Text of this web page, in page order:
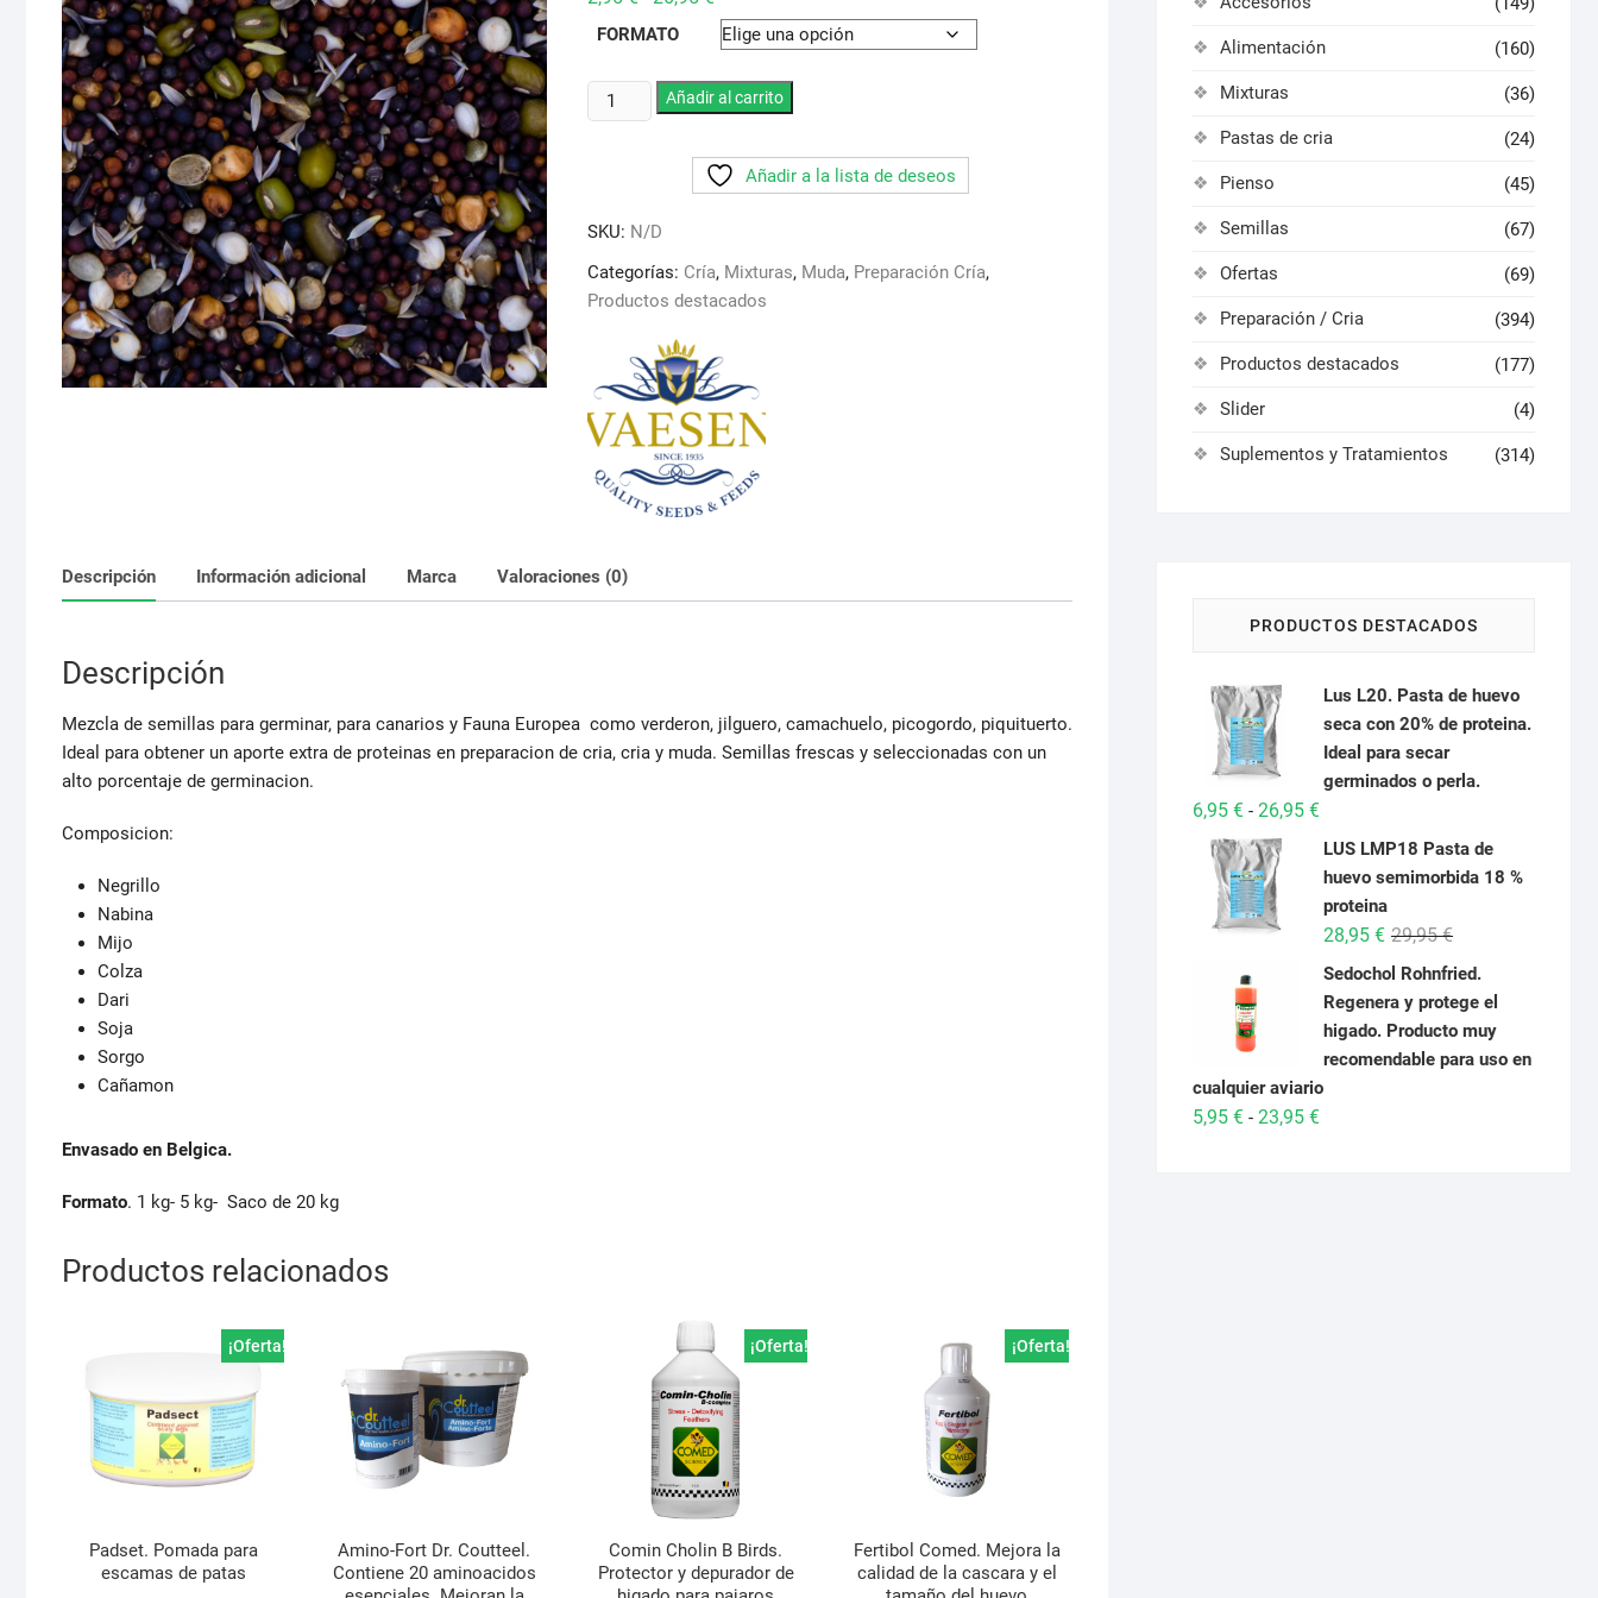
precios:
desde
hasta
26,95 €
FORMATO
Mixtura
Germinar
y
Fauna
Europea
Añadir al carrito
Añadir a la lista de deseos
SKU: N/D
Categorías: Cría, Mixturas, Muda, Preparación Cría,
Productos destacados
Descripción Información adicional Marca Valoraciones (0)
Descripción
Mezcla de semillas para germinar, para canarios y Fauna Europea como verderon, jilguero, camachuelo, picogordo, piquituerto.
Ideal para obtener un aporte extra de proteinas en preparacion de cria, cria y muda. Semillas frescas y seleccionadas con un
alto porcentaje de germinacion.
Composicion:
Negrillo
Nabina
Mijo
Colza
Dari
Soja
Sorgo
Cañamon
Envasado en Belgica.
Formato. 1 kg- 5 kg- Saco de 20 kg
Productos relacionados
¡Oferta!
Padset. Pomada para
escamas de patas
Amino-Fort Dr. Coutteel.
Contiene 20 aminoacidos
¡Oferta!
Comin Cholin B Birds.
Protector y depurador de
¡Oferta!
Fertibol Comed. Mejora la
calidad de la cascara y el
Alimentación (160)
Mixturas (36)
Pastas de cria (24)
Pienso (45)
Semillas (67)
Ofertas (69)
Preparación / Cria (394)
Productos destacados (177)
Slider (4)
Suplementos y Tratamientos (314)
PRODUCTOS DESTACADOS
Lus L20. Pasta de huevo
seca con 20% de proteina.
Ideal para secar
germinados o perla.
6,95 € - 26,95 €Rango
de
precios:
desde
6,95 €
hasta
26,95 €
LUS LMP18 Pasta de
huevo semimorbida 18 %
proteina
29,95€El
precio
original
era:
29,95 €.
28,95 €
El
precio
actual
es:
28,95 €.
Sedochol Rohnfried.
Regenera y protege el
higado. Producto muy
recomendable para uso en
cualquier aviario
5,95 € - 23,95 €Rango